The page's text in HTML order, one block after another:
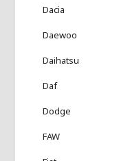
Dacia
Daewoo
Daihatsu
Daf
Dodge
FAW